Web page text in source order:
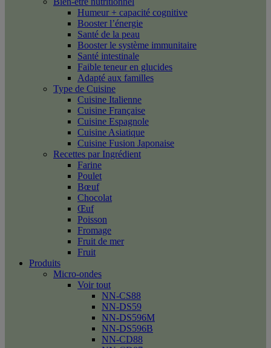
Humeur + capacité cognitive
Booster l’énergie
Santé de la peau
Booster le système immunitaire
Santé intestinale
Faible teneur en glucides
Adapté aux familles
Type de Cuisine
Cuisine Italienne
Cuisine Française
Cuisine Espagnole
Cuisine Asiatique
Cuisine Fusion Japonaise
Recettes par Ingrédient
Farine
Poulet
Bœuf
Chocolat
Œuf
Poisson
Fromage
Fruit de mer
Fruit
Produits
Micro-ondes
Voir tout
NN-CS88
NN-DS59
NN-DS596M
NN-DS596B
NN-CD88